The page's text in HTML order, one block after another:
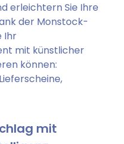
erleichtern Sie Ihre
der Monstock-
Ihr
mit künstlicher
können:
mit